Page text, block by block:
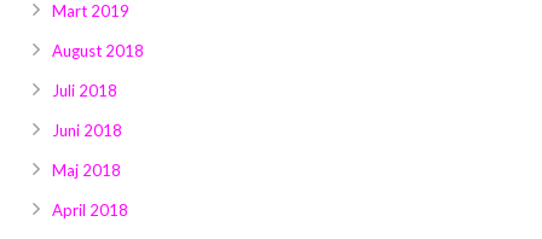
Mart 2019
August 2018
Juli 2018
Juni 2018
Maj 2018
April 2018